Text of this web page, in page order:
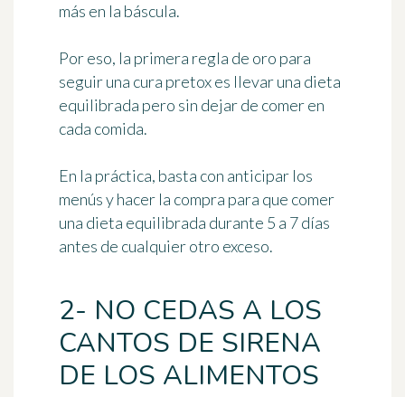
más en la báscula.
Por eso, la primera regla de oro para
seguir una cura pretoxes llevar una dieta
equilibrada pero sin dejar de comer en
cada comida.
En la práctica, basta con anticipar los
menús y hacer la compra para que comer
una dieta equilibrada durante 5 a 7 días
antes de cualquier otro exceso.
2- NO CEDAS A LOS
CANTOS DE SIRENA
DE LOS ALIMENTOS